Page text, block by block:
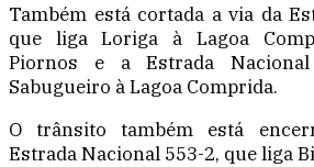
Também está cortada a via da
que liga Loriga à Lagoa
Piornos e a Estrada
Sabugueiro à Lagoa Comprida.
O trânsito também está
Estrada Nacional 553-2, que liga